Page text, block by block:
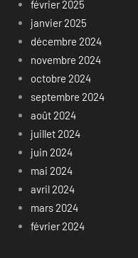
février 2025
janvier 2025
décembre 2024
novembre 2024
octobre 2024
septembre 2024
août 2024
juillet 2024
juin 2024
mai 2024
avril 2024
mars 2024
février 2024